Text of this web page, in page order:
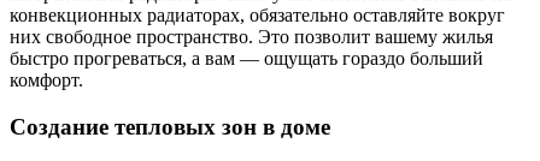
конвекционных радиаторах, обязательно оставляйте вокруг
них свободное пространство. Это позволит вашему жилья
быстро прогреваться, а вам — ощущать гораздо больший
комфорт.
Создание тепловых зон в доме